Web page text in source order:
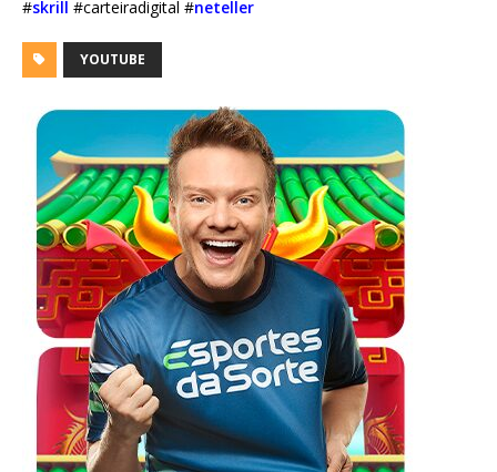
#skrill #carteiradigital #neteller
YOUTUBE